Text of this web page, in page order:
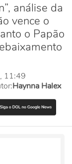
análise da
vence o
o Papão
11:49
Haynna Halex